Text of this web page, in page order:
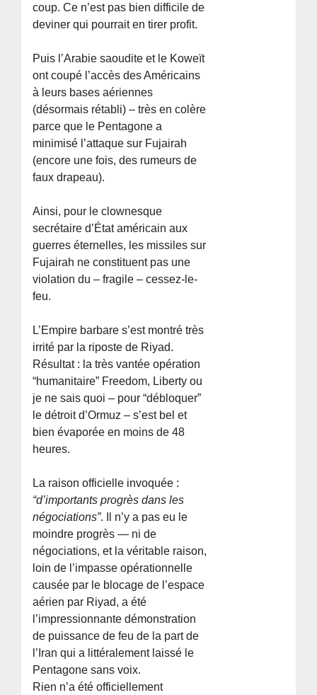
coup. Ce n’est pas bien difficile de
deviner qui pourrait en tirer profit.
Puis l’Arabie saoudite et le Koweït
ont coupé l’accès des Américains
à leurs bases aériennes
(désormais rétabli) – très en colère
parce que le Pentagone a
minimisé l’attaque sur Fujairah
(encore une fois, des rumeurs de
faux drapeau).
Ainsi, pour le clownesque
secrétaire d’État américain aux
guerres éternelles, les missiles sur
Fujairah ne constituent pas une
violation du – fragile – cessez-le-
feu.
L’Empire barbare s’est montré très
irrité par la riposte de Riyad.
Résultat : la très vantée opération
“humanitaire” Freedom, Liberty ou
je ne sais quoi – pour “débloquer”
le détroit d’Ormuz – s’est bel et
bien évaporée en moins de 48
heures.
La raison officielle invoquée :
“d’importants progrès dans les
négociations”. Il n’y a pas eu le
moindre progrès — ni de
négociations, et la véritable raison,
loin de l’impasse opérationnelle
causée par le blocage de l’espace
aérien par Riyad, a été
l’impressionnante démonstration
de puissance de feu de la part de
l’Iran qui a littéralement laissé le
Pentagone sans voix.
Rien n’a été officiellement